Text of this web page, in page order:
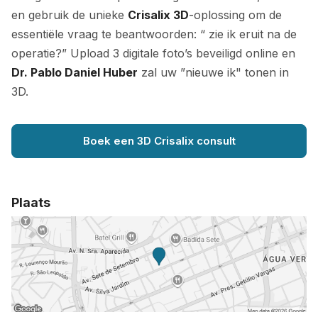
en gebruik de unieke Crisalix 3D-oplossing om de
essentiële vraag te beantwoorden: “ zie ik eruit na de
operatie?” Upload 3 digitale foto’s beveiligd online en
Dr. Pablo Daniel Huber zal uw ”nieuwe ik" tonen in
3D.
Boek een 3D Crisalix consult
Plaats